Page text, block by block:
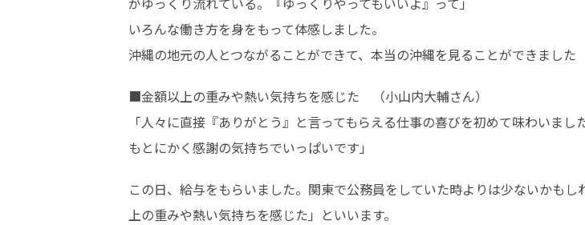
いろんな働き方を身をもって体感しました。
沖縄の地元の人とつながることができて、本当の沖縄を見ることができました
■金額以上の重みや熱い気持ちを感じた　（小山内大輔さん）
「人々に直接『ありがとう』と言ってもらえる仕事の喜びを初めて味わいま
もとにかく感謝の気持ちでいっぱいです」
この日、給与をもらいました。関東で公務員をしていた時よりは少ないかも
上の重みや熱い気持ちを感じた」といいます。